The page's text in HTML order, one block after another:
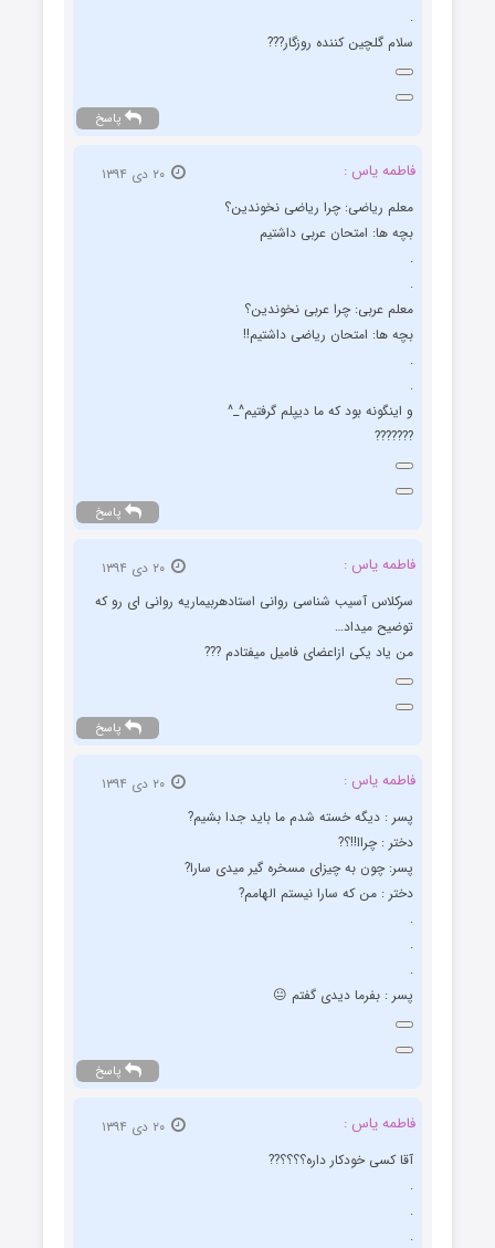
.
سلام گلچین کننده روزگار???
پاسخ
فاطمه یاس :
۲۰ دی ۱۳۹۴
معلم ریاضی: چرا ریاضی نخوندین؟
بچه ها: امتحان عربی داشتیم
.
.
معلم عربی: چرا عربی نخوندین؟
بچه ها: امتحان ریاضی داشتیم!!
.
.
و اینگونه بود که ما دیپلم گرفتیم^_^
???????
پاسخ
فاطمه یاس :
۲۰ دی ۱۳۹۴
سرکلاس آسیب شناسی روانی استادهربیماریه روانی ای رو که
توضیح میداد…
من یاد یکی ازاعضای فامیل میفتادم ???
پاسخ
فاطمه یاس :
۲۰ دی ۱۳۹۴
پسر : دیگه خسته شدم ما باید جدا بشیم?
دختر : چراا!!؟?
پسر: چون به چیزای مسخره گیر میدی سارا?
دختر : من که سارا نیستم الهامم?
.
.
.
پسر : بفرما دیدی گفتم 😐
پاسخ
فاطمه یاس :
۲۰ دی ۱۳۹۴
آقا کسی خودکار داره؟؟؟؟??
.
.
.